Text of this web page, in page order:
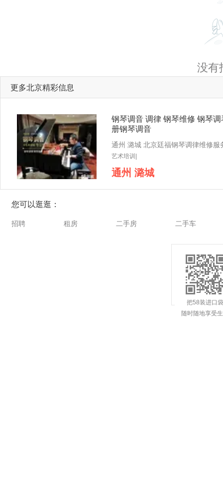
没有
更多北京精彩信息
钢琴调音 调律 钢琴维修 钢琴调
册钢琴调音
艺术培训|
通州 潞城
您可以逛逛：
招聘 租房 二手房 二手车
把58装进口袋
随时随地享受